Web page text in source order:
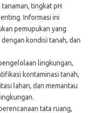
tingkat pH
Informasi ini
pemupukan yang
kondisi tanah, dan
lingkungan,
kontaminasi tanah,
lahan, dan memantau
tata ruang,